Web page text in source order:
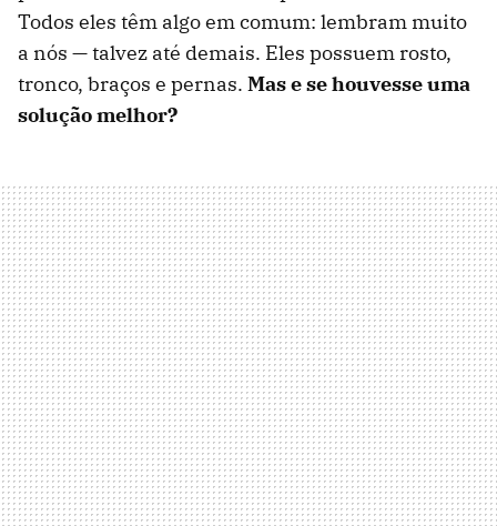
Todos eles têm algo em comum: lembram muito
a nós — talvez até demais. Eles possuem rosto,
tronco, braços e pernas. Mas e se houvesse uma
solução melhor?